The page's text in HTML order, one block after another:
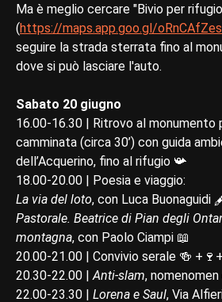
Ma è meglio cercare "Bivio per
(https://maps.app.goo.gl/
seguire la strada sterrata fino al
dove si può lasciare l'auto.
Sabato 20 giugno
16.00-16.30 | Ritrovo al monumento
camminata (circa 30’) con guida
dell’Acquerino, fino al rifugio 📯
18.00-20.00 | Poesia e viaggio:
La via del loto, con Luca Buonaguidi
Pastorale. Beatrice di Pian degli
montagna, con Paolo Ciampi 📖
20.00-21.00 | Convivio serale 🍻
20.30-22.00 |Anti-slam,
22.00-23.30 | Lorena e Saul, Via